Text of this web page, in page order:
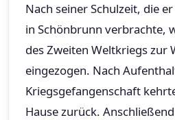
Nach seiner Schulzeit, die
in Schönbrunn verbrachte,
des Zweiten Weltkriegs zur
eingezogen. Nach
Kriegsgefangenschaft
Hause zurück.